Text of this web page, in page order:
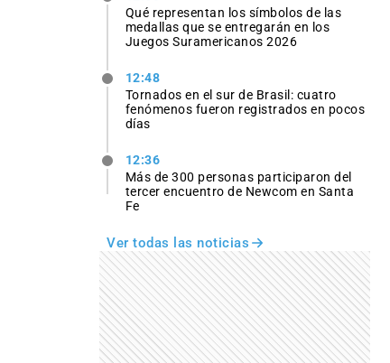
Qué representan los símbolos de las
medallas que se entregarán en los
Juegos Suramericanos 2026
12:48
Tornados en el sur de Brasil: cuatro
fenómenos fueron registrados en pocos
días
12:36
Más de 300 personas participaron del
tercer encuentro de Newcom en Santa
Fe
Ver todas las noticias